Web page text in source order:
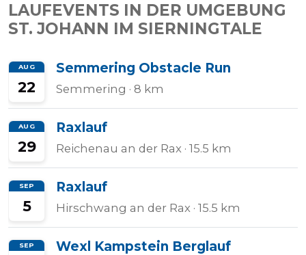
LAUFEVENTS IN DER UMGEBUNG
ST. JOHANN IM SIERNINGTALE
AUG
22
Semmering Obstacle Run
Semmering · 8 km
AUG
29
Raxlauf
Reichenau an der Rax · 15.5 km
SEP
5
Raxlauf
Hirschwang an der Rax · 15.5 km
SEP Wexl Kampstein Berglauf